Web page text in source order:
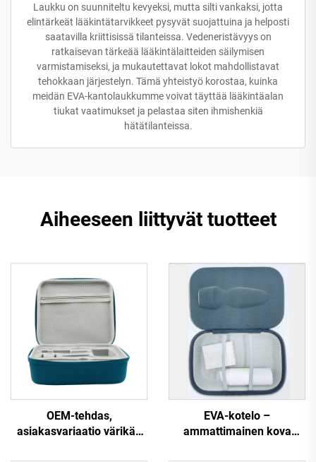
Laukku on suunniteltu kevyeksi, mutta silti vankaksi, jotta
elintärkeät lääkintätarvikkeet pysyvät suojattuina ja helposti
saatavilla kriittisissä tilanteissa. Vedeneristävyys on
ratkaisevan tärkeää lääkintälaitteiden säilymisen
varmistamiseksi, ja mukautettavat lokot mahdollistavat
tehokkaan järjestelyn. Tämä yhteistyö korostaa, kuinka
meidän EVA-kantolaukkumme voivat täyttää lääkintäalan
tiukat vaatimukset ja pelastaa siten ihmishenkiä
hätätilanteissa.
Aiheeseen liittyvät tuotteet
OEM-tehdas,
asiakasvariaatio värikäs
EVA-kotelo –
ammattimainen kova